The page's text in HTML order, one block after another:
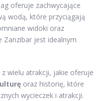
oferuje zachwycające
wodą, które przyciągają
widoki oraz
jest idealnym
wielu atrakcji, jakie oferuje
oraz historię, które
wycieczek i atrakcji.